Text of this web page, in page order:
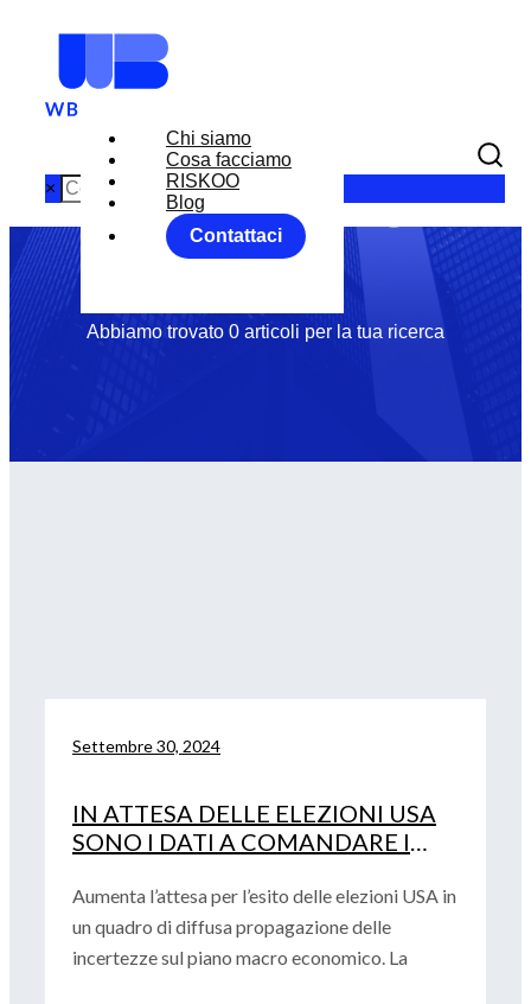
Chi siamo
Cosa facciamo
RISKOO
Blog
Contattaci
×
Month: Giugno
2016
Abbiamo trovato 0 articoli per la tua ricerca
Settembre 30, 2024
IN ATTESA DELLE ELEZIONI USA
SONO I DATI A COMANDARE I
Aumenta l’attesa per l’esito delle elezioni USA in
un quadro di diffusa propagazione delle
incertezze sul piano macro economico. La